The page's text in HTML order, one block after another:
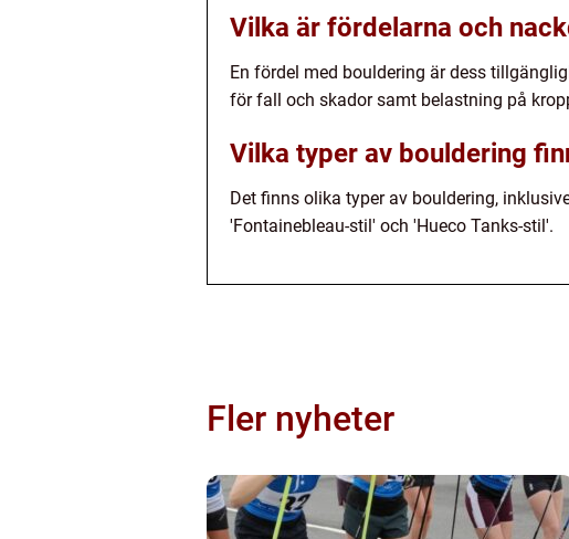
Vilka är fördelarna och
En fördel med bouldering är dess
för fall och skador samt belastning på
Vilka typer av bouldering
Det finns olika typer av bouldering,
'Fontainebleau-stil' och 'Hueco Tanks-stil'.
Fler nyheter